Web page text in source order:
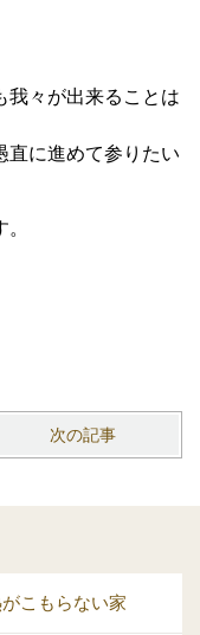
我々が出来ることは
直に進めて参りたい
次の記事
こもらない家